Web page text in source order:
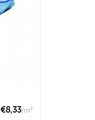
€8,33/m²